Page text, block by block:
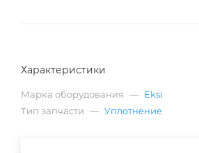
Характеристики
Марка оборудования — Eksi
Тип запчасти — Уплотнение